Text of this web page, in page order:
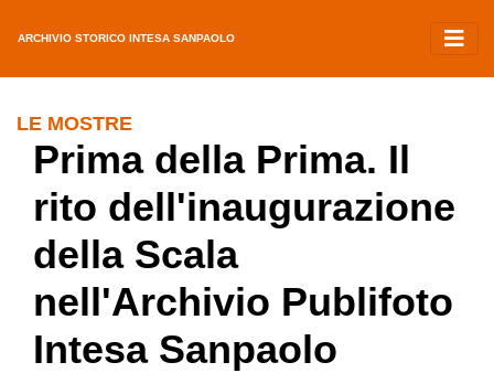
ARCHIVIO STORICO INTESA SANPAOLO
LE MOSTRE
Prima della Prima. Il
rito dell'inaugurazione
della Scala
nell'Archivio Publifoto
Intesa Sanpaolo